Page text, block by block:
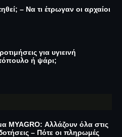
– Να τι έτρωγαν οι αρχαίοι
για υγιεινή
ή ψάρι;
MYAGRO: Αλλάζουν όλα στις
– Πότε οι πληρωμές